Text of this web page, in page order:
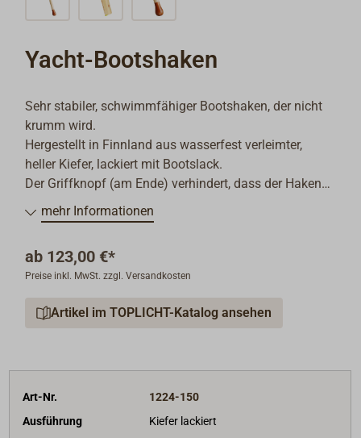
Yacht-Bootshaken
Sehr stabiler, schwimmfähiger Bootshaken, der nicht
krumm wird.
Hergestellt in Finnland aus wasserfest verleimter,
heller Kiefer, lackiert mit Bootslack.
Der Griffknopf (am Ende) verhindert, dass der Haken
beim Ziehen aus der Hand rutscht.
Die Spitze aus massivem Messing ist in den
zusätzlichen Ring gesichert.
Hinweis:Bitte beachten Sie, dass für Artikel über 1,10
mehr Informationen
ab 123,00 €*
Preise inkl. MwSt. zzgl. Versandkosten
Artikel im TOPLICHT-Katalog ansehen
Art-Nr.
1224-150
Ausführung
Kiefer lackiert